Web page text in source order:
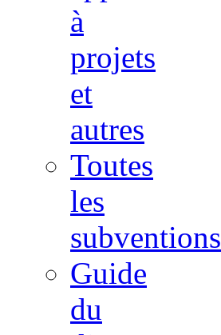
à
projets
et
autres
Toutes
les
subventions
Guide
du